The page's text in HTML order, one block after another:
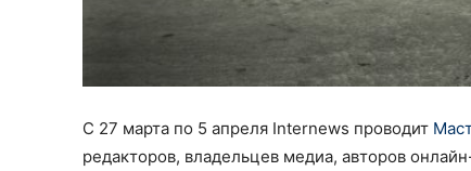
С 27 марта по 5 апреля Internews проводит
редакторов, владельцев медиа, авторов